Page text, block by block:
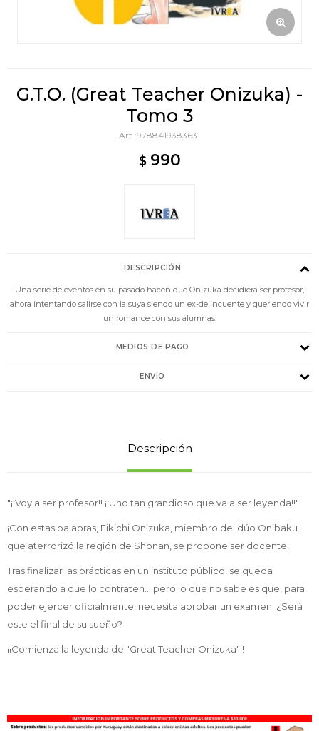
G.T.O. (Great Teacher Onizuka) -
Tomo 3
9788419383631
$ 990
DESCRIPCIÓN
Una serie de eventos en su pasado hacen que Onizuka decidiera ser profesor,
ahora intentando salirse con la suya siendo un ex-delincuente y queriendo vivir
un romance con sus alumnas.
MEDIOS DE PAGO
ENVÍO
Descripción
"¡¡Voy a ser profesor!! ¡¡Uno tan grandioso que va a ser leyenda!!"
¡Con estas palabras, Eikichi Onizuka, miembro del dúo Onibaku
que aterrorizó la región de Shonan, se propone ser docente!
Tras finalizar las prácticas en un instituto público, se queda
esperando a que lo contraten... pero lo que no sabe es que, para
poder ejercer oficialmente, necesita aprobar un examen. ¿Será
este el final de su sueño?
¡¡Comienza la leyenda de "Great Teacher Onizuka"!!